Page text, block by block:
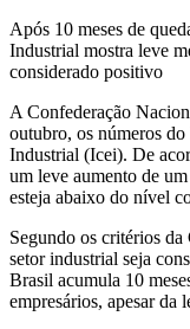
Após 10 meses de
Industrial mostra leve
considerado positivo
A Confederação
outubro, os números
Industrial (Icei). De
um leve aumento de
esteja abaixo do nível
Segundo os critérios
setor industrial seja
Brasil acumula 10
empresários, apesar da